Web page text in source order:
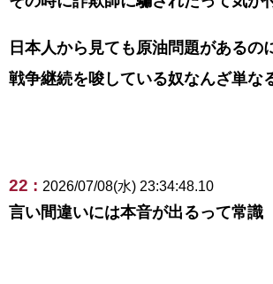
日本人から見ても原油問題があるの
戦争継続を唆している奴なんざ単な
22 : 2026/07/08(水) 23:34:48.10
言い間違いには本音が出るって常識